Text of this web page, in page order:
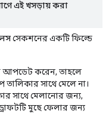
এই খসড়ায় করা
সেকশনের একটি ফিল্ডে
আপডেট করেন, তাহলে
সাথে মেলে না।
সাথে মেলানোর জন্য,
মুছে ফেলার জন্য